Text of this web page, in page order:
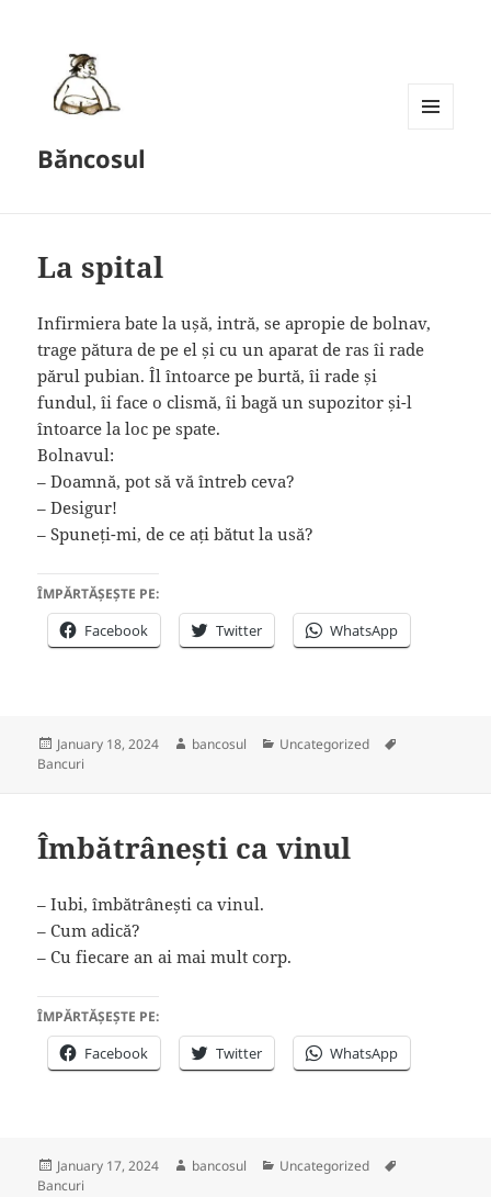
Băncosul
La spital
Infirmiera bate la ușă, intră, se apropie de bolnav,
trage pătura de pe el și cu un aparat de ras îi rade
părul pubian. Îl întoarce pe burtă, îi rade și
fundul, îi face o clismă, îi bagă un supozitor și-l
întoarce la loc pe spate.
Bolnavul:
– Doamnă, pot să vă întreb ceva?
– Desigur!
– Spuneți-mi, de ce ați bătut la usă?
ÎMPĂRTĂȘEȘTE PE:
Facebook Twitter WhatsApp
Posted
on
January 18, 2024 Author
bancosul Categories
Uncategorized
Bancuri
Îmbătrânești ca vinul
– Iubi, îmbătrânești ca vinul.
– Cum adică?
– Cu fiecare an ai mai mult corp.
ÎMPĂRTĂȘEȘTE PE:
Facebook Twitter WhatsApp
Posted
on
January 17, 2024 Author
bancosul Categories
Uncategorized
Bancuri